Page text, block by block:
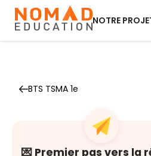
NOTRE
BTS TSMA 1e
💌 Premier pas vers la